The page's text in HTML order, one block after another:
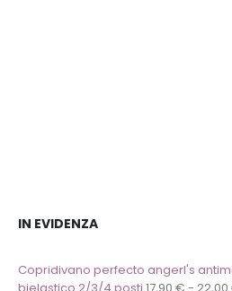
IN EVIDENZA
Copridivano perfecto angerl's